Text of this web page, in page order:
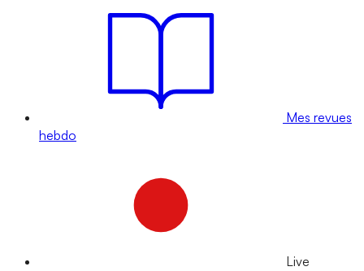
Mes revues
hebdo
Live